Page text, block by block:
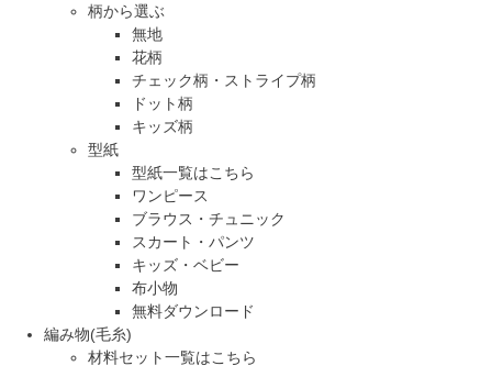
柄から選ぶ
無地
花柄
チェック柄・ストライプ柄
ドット柄
キッズ柄
型紙
型紙一覧はこちら
ワンピース
ブラウス・チュニック
スカート・パンツ
キッズ・ベビー
布小物
無料ダウンロード
編み物(毛糸)
材料セット一覧はこちら